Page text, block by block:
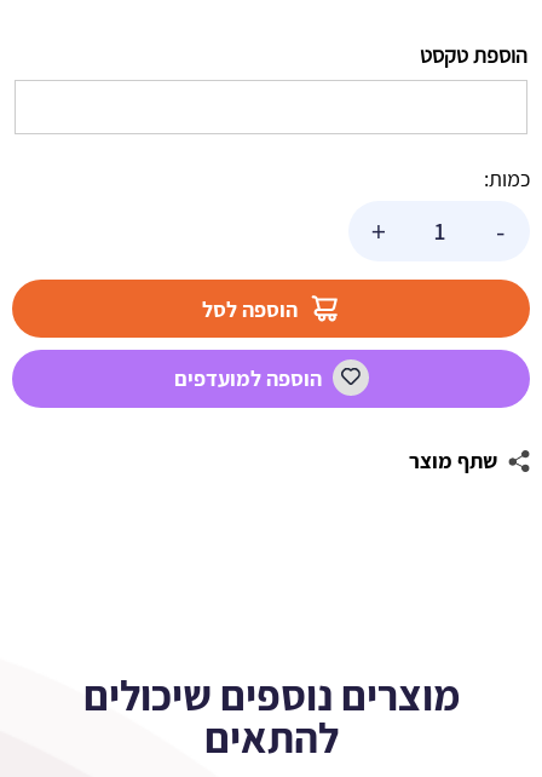
הוספת טקסט
כמות:
-
ריאל
2
+
הוספה לסל
הוספה למועדפים
שתף מוצר
מוצרים נוספים שיכולים
להתאים